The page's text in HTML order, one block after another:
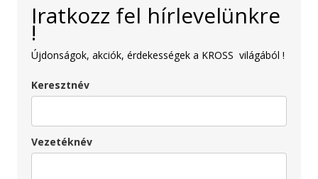
Iratkozz fel hírlevelünkre
!
Újdonságok, akciók, érdekességek a KROSS világából !
Keresztnév
Vezetéknév